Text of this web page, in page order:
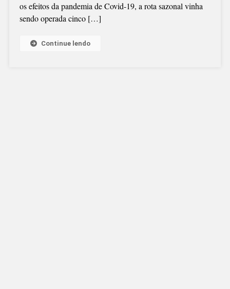
CHILE
os efeitos da pandemia de Covid-19, a rota sazonal vinha
sendo operada cinco […]
Continue lendo